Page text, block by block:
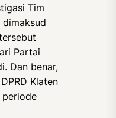
Tim
dimaksud
Partai
Dan benar,
Klaten
periode